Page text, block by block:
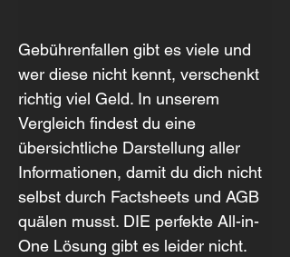
Gebührenfallen gibt es viele und
wer diese nicht kennt, verschenkt
richtig viel Geld. In unserem
Vergleich findest du eine
übersichtliche Darstellung aller
Informationen, damit du dich nicht
selbst durch Factsheets und AGB
quälen musst. DIE perfekte All-in-
One Lösung gibt es leider nicht.